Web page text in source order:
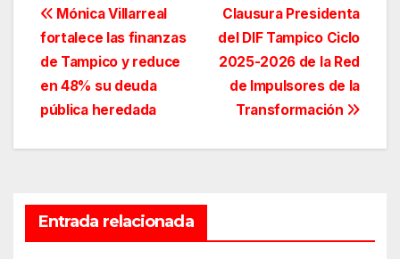
Navegación
de
entradas
Clausura Presidenta
del DIF Tampico Ciclo
2025-2026 de la Red
de Impulsores de la
Transformación
Mónica Villarreal
fortalece las finanzas
de Tampico y reduce
en 48% su deuda
pública heredada
Entrada relacionada